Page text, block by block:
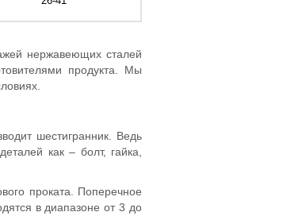
нержавеющих сталей
продукта. Мы
шестигранник. Ведь
как – болт, гайка,
проката. Поперечное
в диапазоне от 3 до